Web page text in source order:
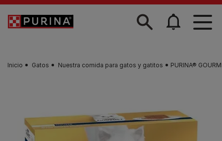
Skip to main content
Inicio Gatos Nuestra comida para gatos y gatitos PURINA®